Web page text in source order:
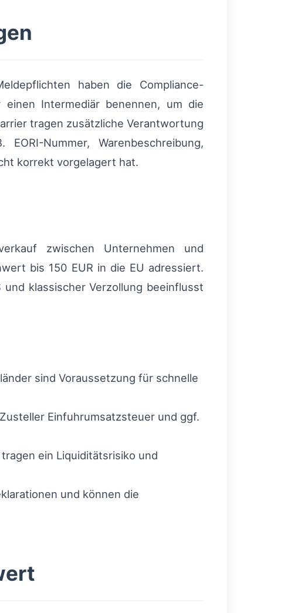
haben die Compliance-
Intermediär benennen, um die
tragen zusätzliche Verantwortung
Nummer, Warenbeschreibung,
korrekt vorgelagert hat.
zwischen Unternehmen und
bis 150 EUR in die EU adressiert.
klassischer Verzollung beeinflusst
sind Voraussetzung für schnelle
Einfuhrumsatzsteuer und ggf.
ein Liquiditätsrisiko und
und können die